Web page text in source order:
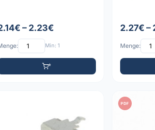
– 2.23€
Min: 1
2.27€ –
Menge:
PDF